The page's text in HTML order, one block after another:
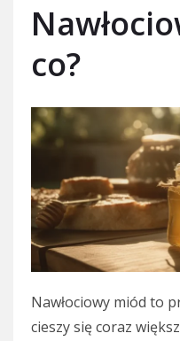
co?
Nawłociowy miód to
cieszy się coraz